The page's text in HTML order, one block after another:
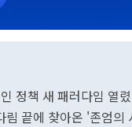
정책 새 패러다임 열
끝에 찾아온 '존엄의